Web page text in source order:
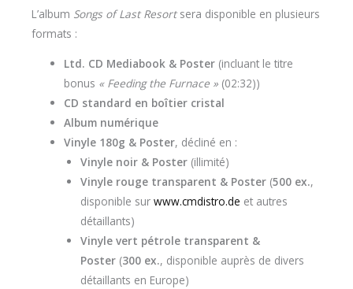
L’album Songs of Last Resortsera disponible en plusieurs
formats :
Ltd. CD Mediabook & Poster (incluant le titre
bonus « Feeding the Furnace » (02:32))
CD standard en boîtier cristal
Album numérique
Vinyle 180g & Poster, décliné en :
Vinyle noir & Poster(illimité)
Vinyle rouge transparent & Poster(500 ex.,
disponible sur www.cmdistro.de et autres
détaillants)
Vinyle vert pétrole transparent &
Poster(300 ex., disponible auprès de divers
détaillants en Europe)